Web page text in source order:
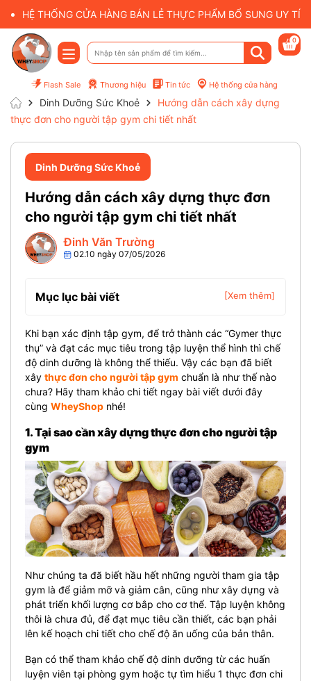
HỆ THỐNG CỬA HÀNG BÁN LẺ THỰC PHẨM BỔ SUNG UY
Flash Sale Thương hiệu Tin tức Hệ thống cửa hàng
0
Dinh Dưỡng Sức Khoẻ
Hướng dẫn cách xây dựng
thực đơn cho người tập gym chi tiết nhất
Dinh Dưỡng Sức Khoẻ
Hướng dẫn cách xây dựng thực đơn
cho người tập gym chi tiết nhất
Đinh Văn Trường
02.10 ngày 07/05/2026
Mục lục bài viết [Xem thêm]
Khi bạn xác định tập gym, để trở thành các “Gymer thực
thụ” và đạt các mục tiêu trong tập luyện thể hình thì chế
độ dinh dưỡng là không thể thiếu. Vậy các bạn đã biết
xây thực đơn cho người tập gym chuẩn là như thế nào
chưa? Hãy tham khảo chi tiết ngay bài viết dưới đây
cùng WheyShop nhé!
1. Tại sao cần xây dựng thực đơn cho người tập
gym
Như chúng ta đã biết hầu hết những người tham gia tập
gym là để giảm mỡ và giảm cân, cũng như xây dựng và
phát triển khối lượng cơ bắp cho cơ thể. Tập luyện không
thôi là chưa đủ, để đạt mục tiêu cần thiết, các bạn phải
lên kế hoạch chi tiết cho chế độ ăn uống của bản thân.
Bạn có thể tham khảo chế độ dinh dưỡng từ các huấn
luyện viên tại phòng gym hoặc tự tìm hiểu 1 thực đơn chi